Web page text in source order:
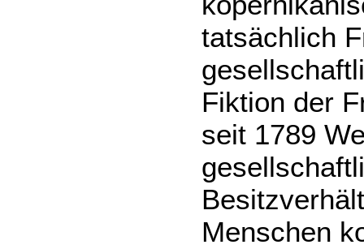
tatsächlich
Fiktion der
seit 1789
Menschen